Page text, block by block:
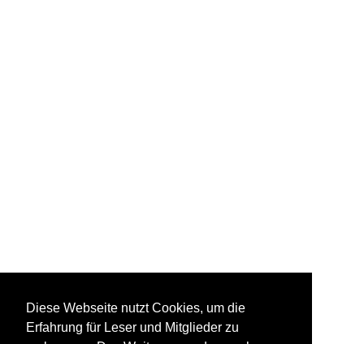
Diese Webseite nutzt Cookies, um die
Erfahrung für Leser und Mitglieder zu